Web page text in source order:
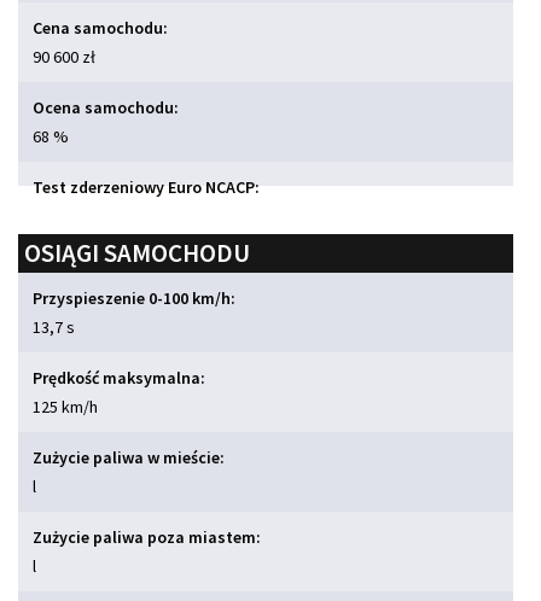
Cena samochodu:
90 600 zł
Ocena samochodu:
68 %
Test zderzeniowy Euro NCACP:
OSIĄGI SAMOCHODU
Przyspieszenie 0-100 km/h:
13,7 s
Prędkość maksymalna:
125 km/h
Zużycie paliwa w mieście:
l
Zużycie paliwa poza miastem:
l